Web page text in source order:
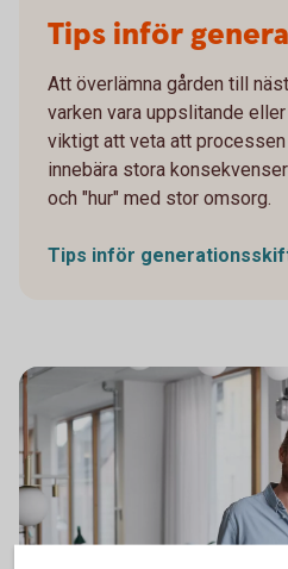
Tips inför
Att överlämna gården till
varken vara uppslitande
viktigt att veta att processen
innebära stora
och "hur" med stor omsorg.
Tips inför